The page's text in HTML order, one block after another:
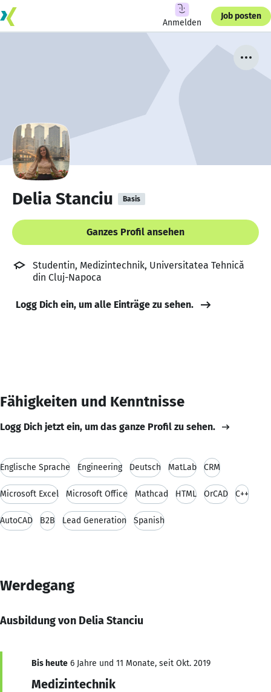
Anmelden
Job posten
Delia Stanciu Basis
Ganzes Profil ansehen
Studentin, Medizintechnik, Universitatea Tehnică
din Cluj-Napoca
Logg Dich ein, um alle Einträge zu sehen.
Fähigkeiten und Kenntnisse
Logg Dich jetzt ein, um das ganze Profil zu sehen.
Englische Sprache Engineering Deutsch MatLab CRM
Microsoft Excel Microsoft Office Mathcad HTML OrCAD C++
AutoCAD B2B Lead Generation Spanish
Werdegang
Ausbildung von Delia Stanciu
Bis heute 6 Jahre und 11 Monate, seit Okt. 2019
Medizintechnik